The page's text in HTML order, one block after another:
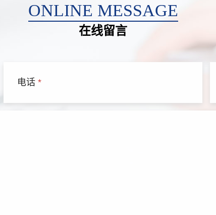
ONLINE MESSAGE
在线留言
电话*